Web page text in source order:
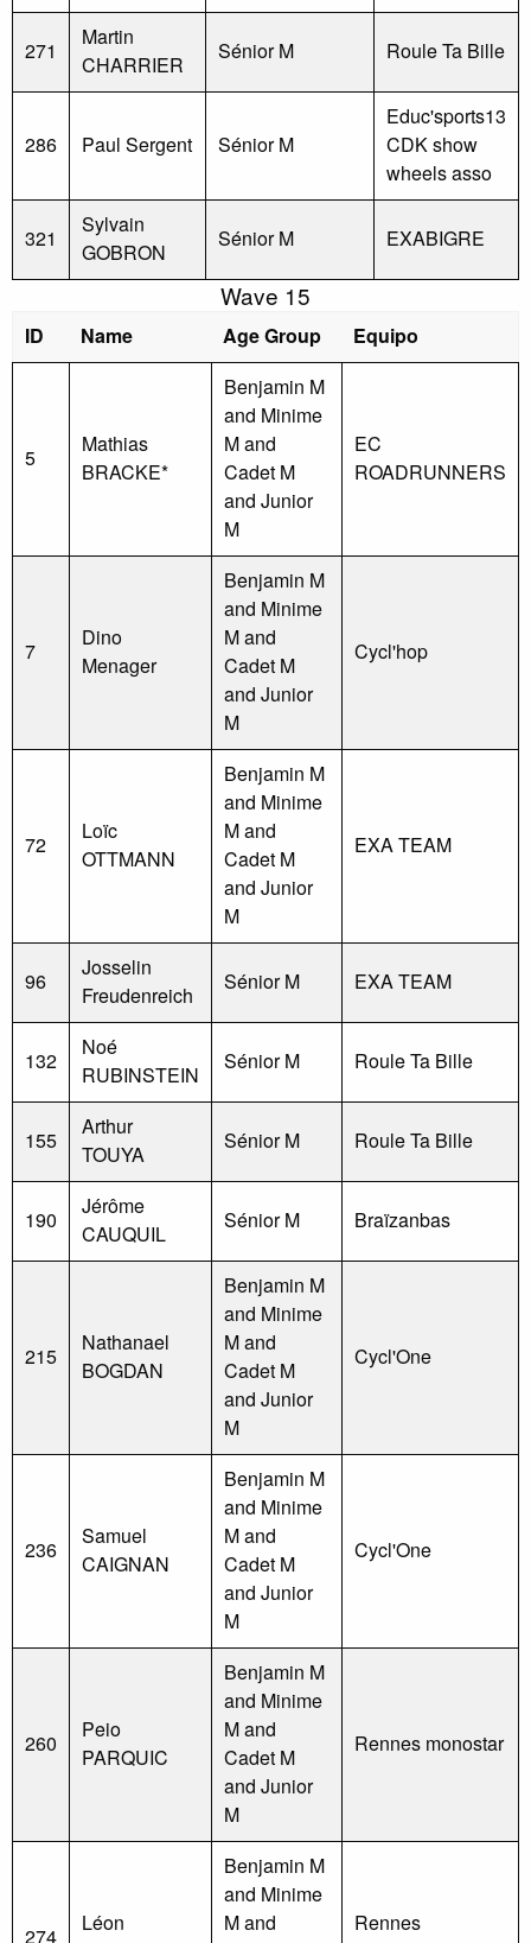
271
Martin
CHARRIER
Sénior M Roule Ta Bille
286 Paul Sergent Sénior M
Educ'sports13
CDK show
wheels asso
321
Sylvain
GOBRON
Sénior M EXABIGRE
Wave 15
ID Name Age Group Equipo
5
Mathias
BRACKE*
Benjamin M
and Minime
M and
Cadet M
and Junior
M
EC
ROADRUNNERS
7
Dino
Menager
Benjamin M
and Minime
M and
Cadet M
and Junior
M
Cycl'hop
72
Loïc
OTTMANN
Benjamin M
and Minime
M and
Cadet M
and Junior
M
EXA TEAM
96
Josselin
Freudenreich
Sénior M EXA TEAM
132
Noé
RUBINSTEIN
Sénior M Roule Ta Bille
155
Arthur
TOUYA
Sénior M Roule Ta Bille
190
Jérôme
CAUQUIL
Sénior M Braïzanbas
215
Nathanael
BOGDAN
Benjamin M
and Minime
M and
Cadet M
and Junior
M
Cycl'One
236
Samuel
CAIGNAN
Benjamin M
and Minime
M and
Cadet M
and Junior
M
Cycl'One
260
Peio
PARQUIC
Benjamin M
and Minime
M and
Cadet M
and Junior
M
Rennes monostar
274
Léon
Benjamin M
and Minime
M and
Rennes